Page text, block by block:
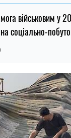
військовим у
соціально-